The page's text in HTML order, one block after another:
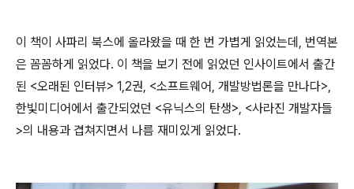
이 책이 사파리 북스에 올라왔을 때 한 번 가볍게 읽었는데, 번역본
은 꼼꼼하게 읽었다. 이 책을 보기 전에 읽었던 인사이트에서 출간
된 <오래된 인터뷰> 1,2권, <소프트웨어, 개발방법론을 만나다>,
한빛미디어에서 출간되었던 <유닉스의 탄생>, <사라진 개발자들
>의 내용과 겹쳐지면서 나름 재미있게 읽었다.